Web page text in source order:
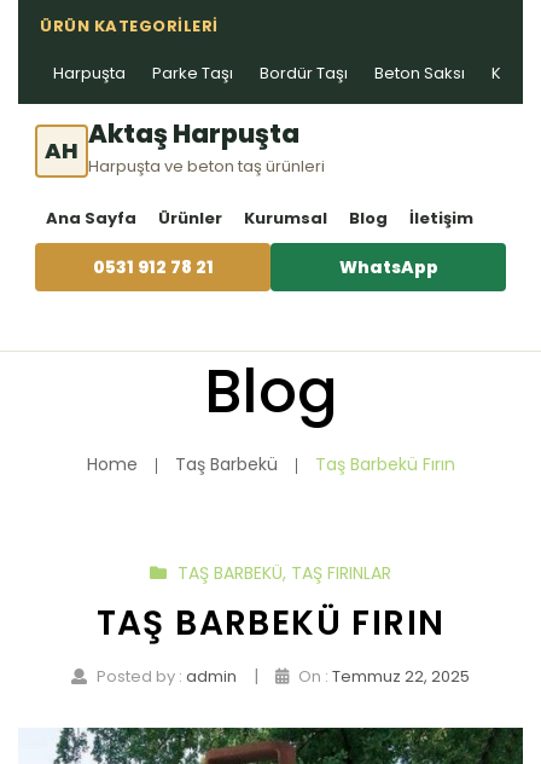
ÜRÜN KATEGORILERI
Harpuşta Parke Taşı Bordür Taşı Beton Saksı Kablo
AH Aktaş Harpuşta
Harpuşta ve beton taş ürünleri
Ana Sayfa Ürünler Kurumsal Blog İletişim
0531 912 78 21 WhatsApp
Blog
Home Taş Barbekü Taş Barbekü Fırın
TAŞ BARBEKÜ, TAŞ FIRINLAR
TAŞ BARBEKÜ FIRIN
Posted by : admin | On : Temmuz 22, 2025